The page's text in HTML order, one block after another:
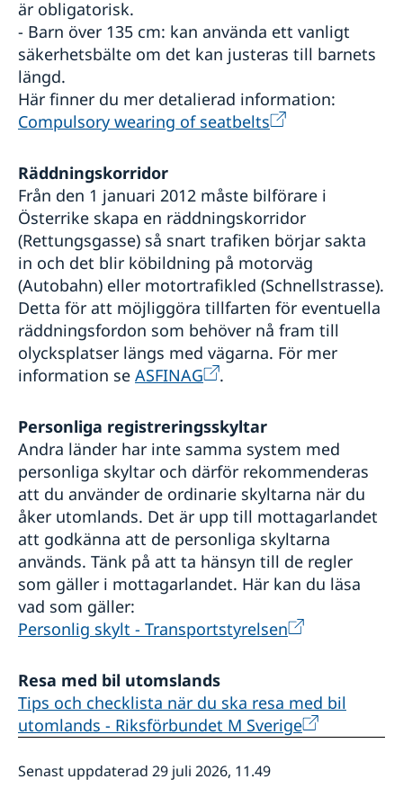
är obligatorisk.
- Barn över 135 cm: kan använda ett vanligt
säkerhetsbälte om det kan justeras till barnets
längd.
Här finner du mer detalierad information:
Compulsory wearing of seatbelts
Räddningskorridor
Från den 1 januari 2012 måste bilförare i
Österrike skapa en räddningskorridor
(Rettungsgasse) så snart trafiken börjar sakta
in och det blir köbildning på motorväg
(Autobahn) eller motortrafikled (Schnellstrasse).
Detta för att möjliggöra tillfarten för eventuella
räddningsfordon som behöver nå fram till
olycksplatser längs med vägarna. För mer
information se ASFINAG .
Personliga registreringsskyltar
Andra länder har inte samma system med
personliga skyltar och därför rekommenderas
att du använder de ordinarie skyltarna när du
åker utomlands. Det är upp till mottagarlandet
att godkänna att de personliga skyltarna
används. Tänk på att ta hänsyn till de regler
som gäller i mottagarlandet. Här kan du läsa
vad som gäller:
Personlig skylt - Transportstyrelsen
Resa med bil utomslands
Tips och checklista när du ska resa med bil
utomlands - Riksförbundet M Sverige
Senast uppdaterad 29 juli 2026, 11.49